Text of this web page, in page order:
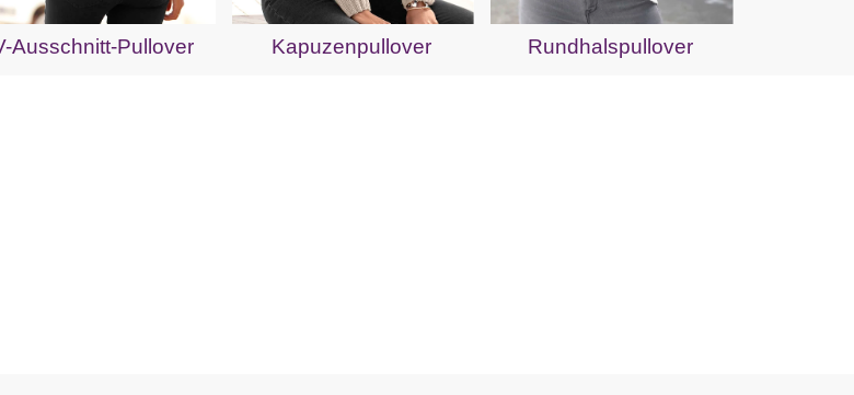
Ausschnitt-Pullover Kapuzenpullover Rundhalspullover